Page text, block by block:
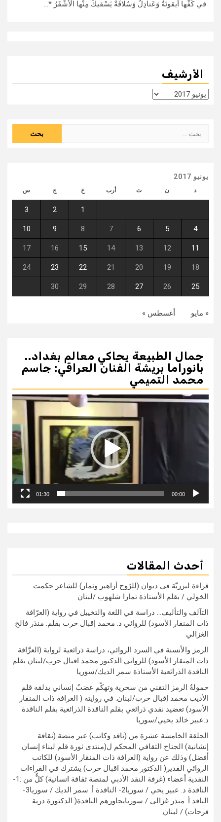
في كَفِّها أَيقونَةٌ وَعَنادِلٌ وَسُلافَةٌ يَسْقيكَ مِنْها الْأَشْقَرُ *...
الأرشيف
الأرشيف
عن:
يونيو 2017
د ن ث أرب خ ج س
1
2
3
4
5
6
7
8
9
10
11
12
13
14
15
16
17
18
19
20
21
22
23
24
25
26
27
28
29
30
« مايو أغسطس »
جمال الطبيعة يحاكي معالم بغداد..
بانوراما بريشة الفنان العراقي: جاسم
محمد التميمي
مشغل
الفيديو
00:00
01:30
أحدث المقالات
قراءة ليزريّة في ديوان (للرّوح أزاهير وثمار) للشاعر حكمت
الخولي / بقلم الأستاذة تمارا شلهوب /لبنان
التآلف والتأليف… دراسة في اللغة والتخييل في رواية (العرّافة
ذات المنقار الأسود) للروائي د. محمد إقبال حرب بقلم: منذر فالح
الغزالي
الرمز والأنسنة في السرد الروائي، دراسة ذرائعية لرواية (العرَّافة
ذات المنقار الأسود) للروائي الدكتور محمد اقبال حرب/لبنان بقلم
الناقدة الذرائعية الأستاذة سمر الديك/سوريا
حمولةُ الرمز التقني من سخرية وتهكّم غضبٌ إنساني يدلقه قلم
الأديب محمد إقبال حرب/لبنان. في روايته ( العرافة ذات المنقار
الأسود) تعضيد نقدي ذرائعي بقلم الناقدة الذرائعية بقلم الناقدة
د.عبير خالد يحيي/سوريا
الحلقة الخامسة عشرة من (ناقد وكاتب) عبر منصة (ثقافة
إنشانية) الجناح الثقافي المحكم ل(منتدى ثورة قلم لبناء إنسان
أفضل) وذلك عن رواية (العرافة ذات المنقار الأسود) للكاتب
الروائي القدير( الدكتور محمد اقبال حرب) يشترك في القراءات
النقدية أعضاء (غرفة النقد الأدبي لمنصة ثقافة انسانية) كلٌّ من :1-
الناقدة د. عبير يحي / سوريا2- الناقدة أ. سمر الديك / سوريا3-
الناقد أ. منذر غزالي / سوريايحاورهم الناقدة( الدكتورة درية
فرحات) / لبنان